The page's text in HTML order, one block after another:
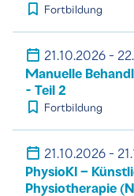
Fortbildung
21.10.2026 -
Manuelle
- Teil 2
Fortbildung
21.10.2026 -
PhysioKI –
Physiotherapie